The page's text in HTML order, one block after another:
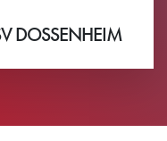
DOSSENHEIM